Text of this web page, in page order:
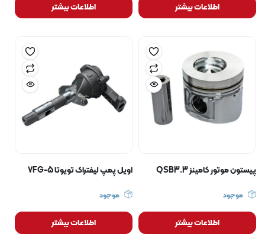
اطلاعات بیشتر اطلاعات بیشتر
پیستون موتور کامینز QSB3.3
موجود
اطلاعات بیشتر
اویل پمپ لیفتراک تویوتا 5-7FG
موجود
اطلاعات بیشتر